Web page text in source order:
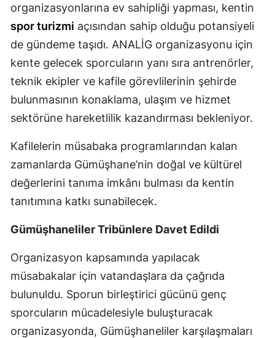
Uşak
Van
Yozgat
Zonguldak
Aksaray
Bayburt
Kırıkkale
Batman
Şırnak
Bartın
Ardahan
Iğdır
organizasyonlarına ev sahipliği yapması, kentin
spor turizmi açısından sahip olduğu potansiyeli
de gündeme taşıdı. ANALİG organizasyonu için
kente gelecek sporcuların yanı sıra antrenörler,
teknik ekipler ve kafile görevlilerinin şehirde
bulunmasının konaklama, ulaşım ve hizmet
sektörüne hareketlilik kazandırması bekleniyor.
Kafilelerin müsabaka programlarından kalan
zamanlarda Gümüşhane’nin doğal ve kültürel
değerlerini tanıma imkânı bulması da kentin
tanıtımına katkı sunabilecek.
Gümüşhaneliler Tribünlere Davet Edildi
Organizasyon kapsamında yapılacak
müsabakalar için vatandaşlara da çağrıda
bulunuldu. Sporun birleştirici gücünü genç
sporcuların mücadelesiyle buluşturacak
organizasyonda, Gümüşhaneliler karşılaşmaları